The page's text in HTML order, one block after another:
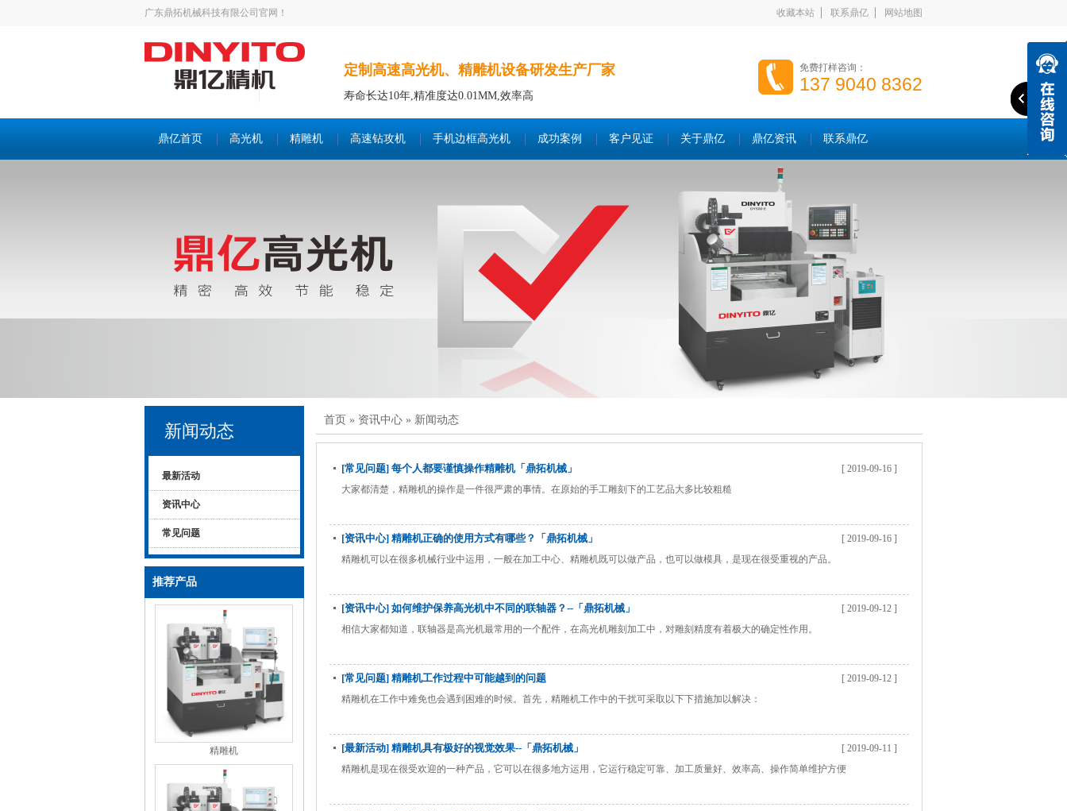
广东鼎拓机械科技有限公司官网！ 收藏本站 联系鼎亿 网站地图
定制高速高光机、精雕机设备研发生产厂家
寿命长达10年,精准度达0.01MM,效率高
免费打样咨询：
137 9040 8362
鼎亿首页 高光机 精雕机 高速钻攻机 手机边框高光机 成功案例 客户见证 关于鼎亿 鼎亿资讯 联系鼎亿
新闻动态
最新活动
资讯中心
常见问题
推荐产品
精雕机
首页 » 资讯中心 » 新闻动态
[常见问题] 每个人都要谨慎操作精雕机「鼎拓机械」
[ 2019-09-16 ]
大家都清楚，精雕机的操作是一件很严肃的事情。在原始的手工雕刻下的工艺品大多比较粗糙
[资讯中心] 精雕机正确的使用方式有哪些？「鼎拓机械」
[ 2019-09-16 ]
精雕机可以在很多机械行业中运用，一般在加工中心、精雕机既可以做产品，也可以做模具，是现在很受重视的产品。
[资讯中心] 如何维护保养高光机中不同的联轴器？--「鼎拓机械」
[ 2019-09-12 ]
相信大家都知道，联轴器是高光机最常用的一个配件，在高光机雕刻加工中，对雕刻精度有着极大的确定性作用。
[常见问题] 精雕机工作过程中可能越到的问题
[ 2019-09-12 ]
精雕机在工作中难免也会遇到困难的时候。首先，精雕机工作中的干扰可采取以下下措施加以解决：
[最新活动] 精雕机具有极好的视觉效果--「鼎拓机械」
[ 2019-09-11 ]
精雕机是现在很受欢迎的一种产品，它可以在很多地方运用，它运行稳定可靠、加工质量好、效率高、操作简单维护方便